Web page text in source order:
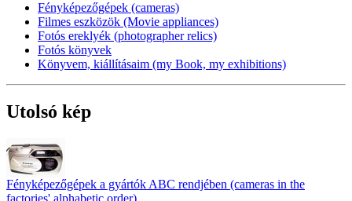
Fényképezőgépek (cameras)
Filmes eszközök (Movie appliances)
Fotós ereklyék (photographer relics)
Fotós könyvek
Könyvem, kiállításaim (my Book, my exhibitions)
Utolsó kép
Fényképezőgépek a gyártók ABC rendjében (cameras in the
factories' alphabetic order)